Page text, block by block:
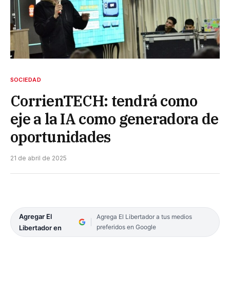
SOCIEDAD
CorrienTECH: tendrá como
eje a la IA como generadora de
oportunidades
21 de abril de 2025
Agregar El
Libertador en
Agrega El Libertador a tus medios
preferidos en Google